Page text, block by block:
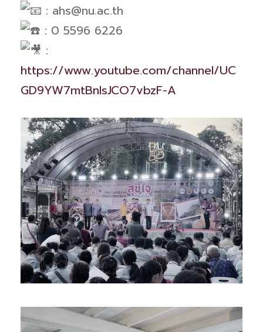
: ahs@nu.ac.th
: 0 5596 6226
:
https://www.youtube.com/channel/UC
GD9YW7mtBnlsJCO7vbzF-A